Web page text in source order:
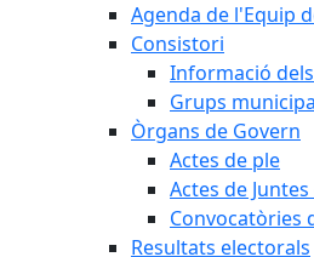
Agenda de l'Equip
Consistori
Informació
Grups
Òrgans de Govern
Actes de ple
Actes de
Convocatòries
Resultats electorals